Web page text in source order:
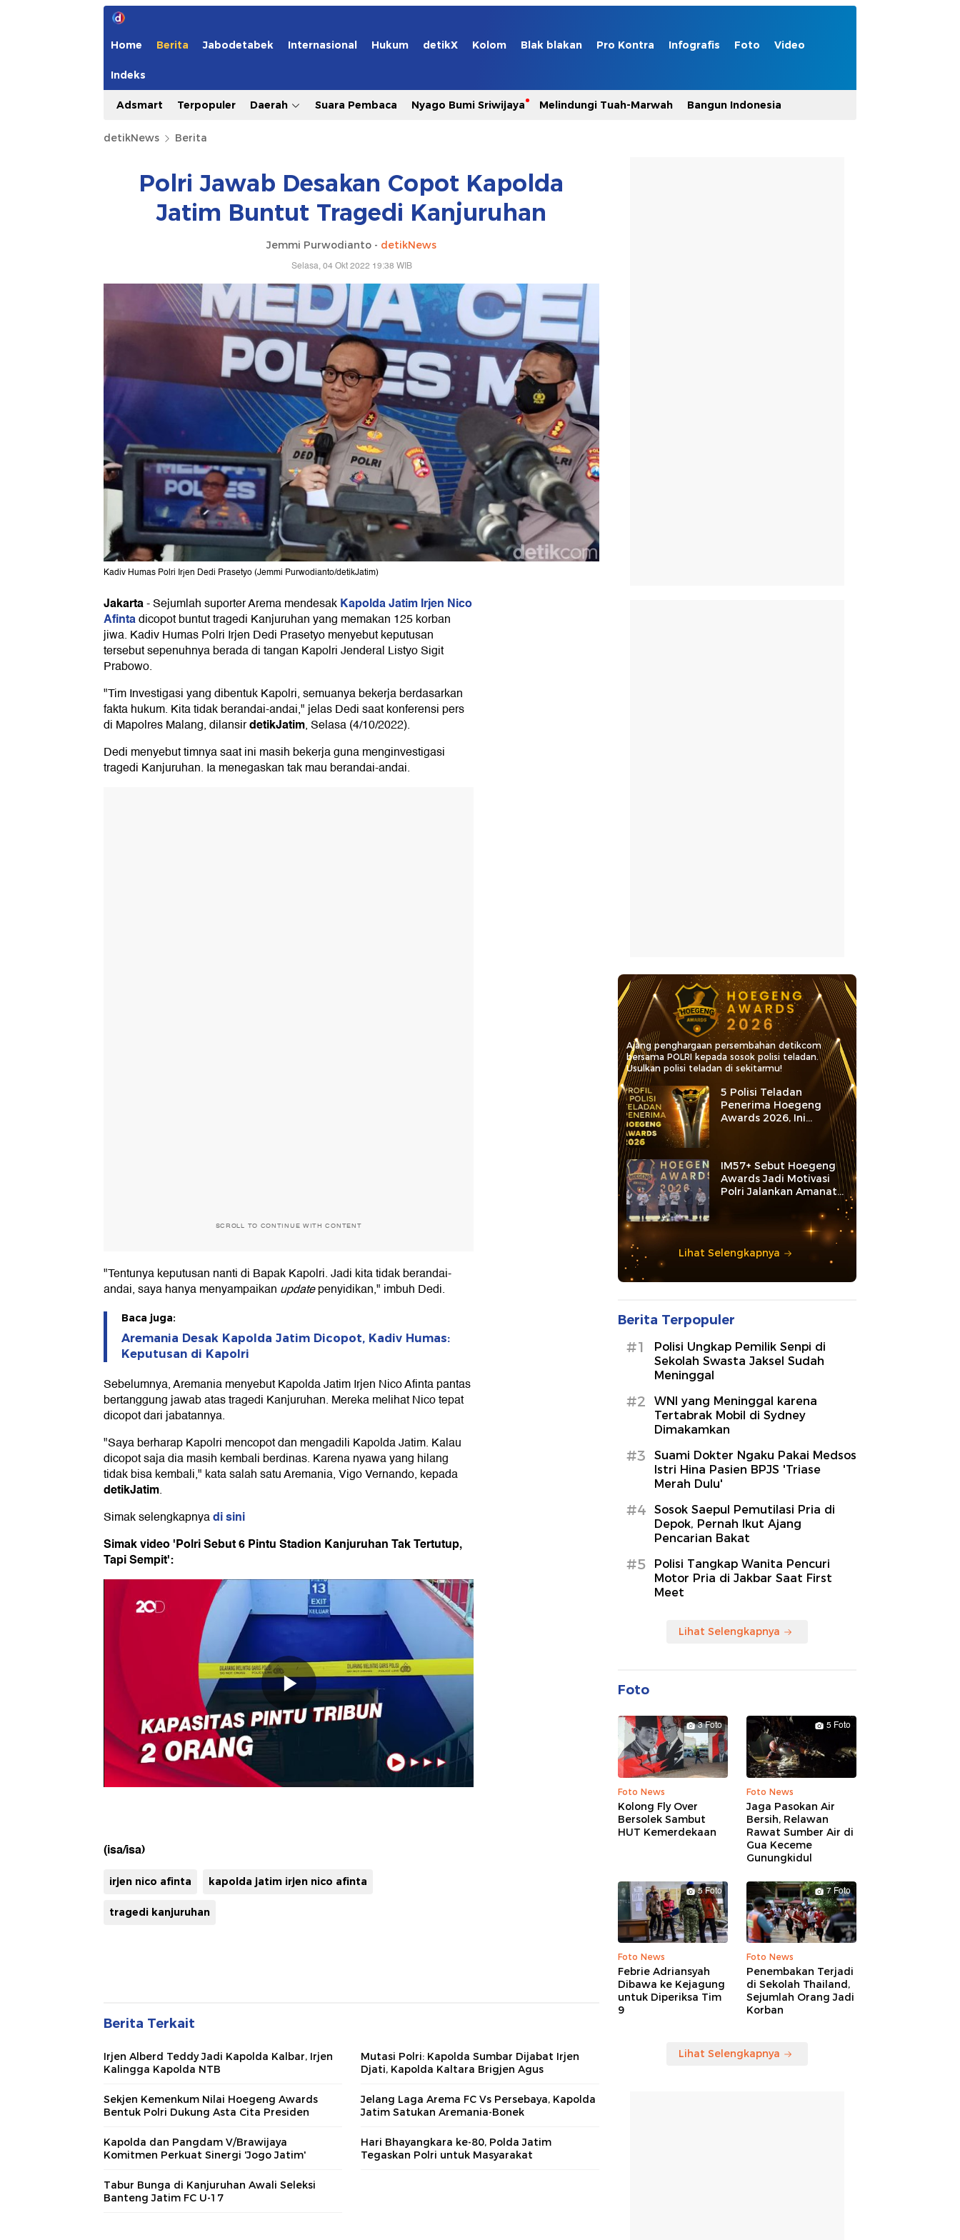
Home Berita Jabodetabek Internasional Hukum detikX Kolom Blak blakan Pro Kontra Infografis Foto Video
Indeks
Adsmart Terpopuler Daerah Suara Pembaca Nyago Bumi Sriwijaya Melindungi Tuah-Marwah Bangun Indonesia
detikNews Berita
Polri Jawab Desakan Copot Kapolda
Jatim Buntut Tragedi Kanjuruhan
Jemmi Purwodianto - detikNews
Selasa, 04 Okt 2022 19:38 WIB
Kadiv Humas Polri Irjen Dedi Prasetyo (Jemmi Purwodianto/detikJatim)
Jakarta-Sejumlah suporter Arema mendesakKapolda Jatim Irjen Nico
Afintadicopot buntut tragedi Kanjuruhan yang memakan 125 korban
jiwa. Kadiv Humas Polri Irjen Dedi Prasetyo menyebut keputusan
tersebut sepenuhnya berada di tangan Kapolri Jenderal Listyo Sigit
Prabowo.
"Tim Investigasi yang dibentuk Kapolri, semuanya bekerja berdasarkan
fakta hukum. Kita tidak berandai-andai," jelas Dedi saat konferensi pers
di Mapolres Malang, dilansirdetikJatim, Selasa (4/10/2022).
Dedi menyebut timnya saat ini masih bekerja guna menginvestigasi
tragedi Kanjuruhan. Ia menegaskan tak mau berandai-andai.
SCROLL TO CONTINUE WITH CONTENT
"Tentunya keputusan nanti di Bapak Kapolri. Jadi kita tidak berandai-
andai, saya hanya menyampaikan updatepenyidikan," imbuh Dedi.
Baca juga:
Aremania Desak Kapolda Jatim Dicopot, Kadiv Humas:
Keputusan di Kapolri
Sebelumnya, Aremania menyebut Kapolda Jatim Irjen Nico Afinta pantas
bertanggung jawab atas tragedi Kanjuruhan. Mereka melihat Nico tepat
dicopot dari jabatannya.
"Saya berharap Kapolri mencopot dan mengadili Kapolda Jatim. Kalau
dicopot saja dia masih kembali berdinas. Karena nyawa yang hilang
tidak bisa kembali," kata salah satu Aremania, Vigo Vernando, kepada
detikJatim.
Simak selengkapnyadi sini
Simak video 'Polri Sebut 6 Pintu Stadion Kanjuruhan Tak Tertutup,
Tapi Sempit':
(isa/isa)
irjen nico afinta kapolda jatim irjen nico afinta
tragedi kanjuruhan
Berita Terkait
Irjen Alberd Teddy Jadi Kapolda Kalbar, Irjen
Kalingga Kapolda NTB
Mutasi Polri: Kapolda Sumbar Dijabat Irjen
Djati, Kapolda Kaltara Brigjen Agus
Sekjen Kemenkum Nilai Hoegeng Awards
Bentuk Polri Dukung Asta Cita Presiden
Jelang Laga Arema FC Vs Persebaya, Kapolda
Jatim Satukan Aremania-Bonek
Kapolda dan Pangdam V/Brawijaya
Komitmen Perkuat Sinergi 'Jogo Jatim'
Hari Bhayangkara ke-80, Polda Jatim
Tegaskan Polri untuk Masyarakat
Tabur Bunga di Kanjuruhan Awali Seleksi
Banteng Jatim FC U-17
Ajang penghargaan persembahan detikcom
bersama POLRI kepada sosok polisi teladan.
Usulkan polisi teladan di sekitarmu!
5 Polisi Teladan
Penerima Hoegeng
Awards 2026, Ini
Kategori dan Kiprahnya
IM57+ Sebut Hoegeng
Awards Jadi Motivasi
Polri Jalankan Amanat
Lihat Selengkapnya
Berita Terpopuler
#1
Polisi Ungkap Pemilik Senpi di
Sekolah Swasta Jaksel Sudah
Meninggal
#2
WNI yang Meninggal karena
Tertabrak Mobil di Sydney
Dimakamkan
#3
Suami Dokter Ngaku Pakai Medsos
Istri Hina Pasien BPJS 'Triase
Merah Dulu'
#4
Sosok Saepul Pemutilasi Pria di
Depok, Pernah Ikut Ajang
Pencarian Bakat
#5
Polisi Tangkap Wanita Pencuri
Motor Pria di Jakbar Saat First
Meet
Lihat Selengkapnya
Foto
3 Foto
Foto News
Kolong Fly Over
Bersolek Sambut
HUT Kemerdekaan
5 Foto
Foto News
Jaga Pasokan Air
Bersih, Relawan
Rawat Sumber Air di
Gua Keceme
Gunungkidul
5 Foto
Foto News
Febrie Adriansyah
Dibawa ke Kejagung
untuk Diperiksa Tim
9
7 Foto
Foto News
Penembakan Terjadi
di Sekolah Thailand,
Sejumlah Orang Jadi
Korban
Lihat Selengkapnya